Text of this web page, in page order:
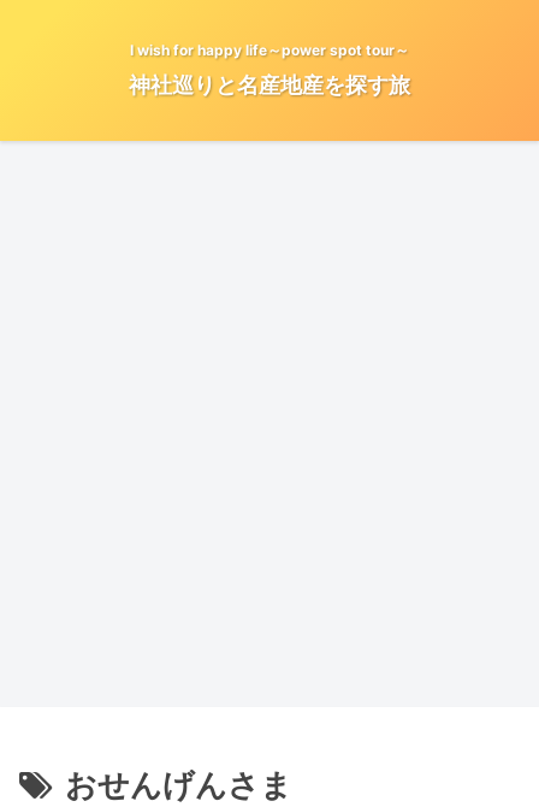
I wish for happy life～power spot tour～
神社巡りと名産地産を探す旅
おせんげんさま